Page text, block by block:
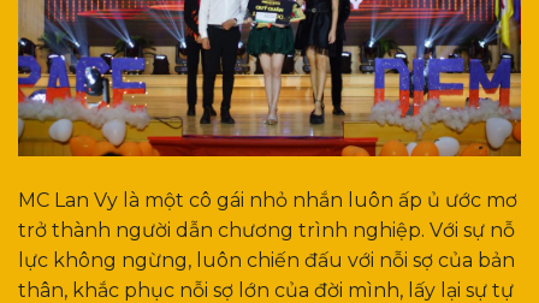
MC Lan Vy là một cô gái nhỏ nhắn luôn ấp ủ ước mơ
trở thành người dẫn chương trình nghiệp. Với sự nỗ
lực không ngừng, luôn chiến đấu với nỗi sợ của bản
thân, khắc phục nỗi sợ lớn của đời mình, lấy lại sự tự